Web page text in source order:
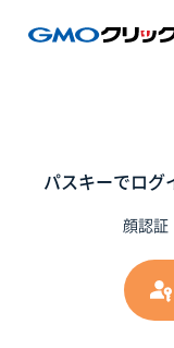
パスキーでログ
顔認証